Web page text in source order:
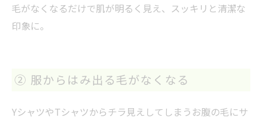
毛がなくなるだけで肌が明るく見え、スッキリと清潔な
印象に。
② 服からはみ出る毛がなくなる
YシャツやTシャツからチラ見えしてしまうお腹の毛にサ